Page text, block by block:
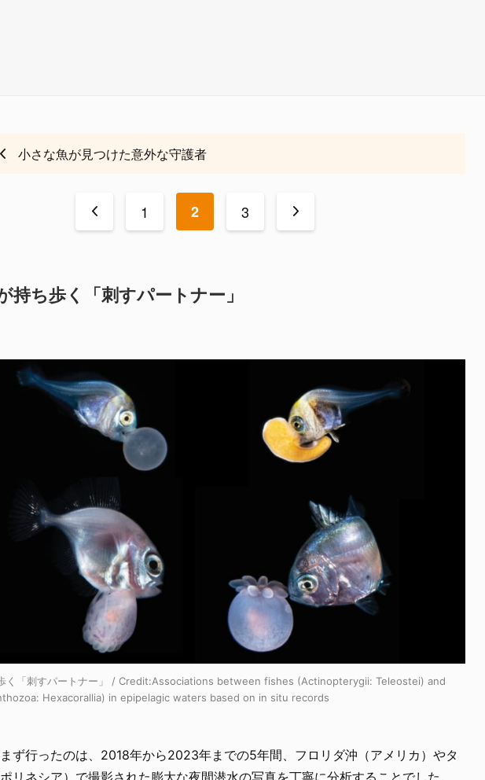
小さな魚が見つけた意外な守護者
< 1 2 3 >
持ち歩く「刺すパートナー」
く「刺すパートナー」 / Credit:Associations between fishes (Actinopterygii: Teleostei) and
Hexacorallia) in epipelagic waters based on in situ records
ず行ったのは、2018年から2023年までの5年間、フロリダ沖（アメリカ）やタ
リネシア）で撮影された膨大な夜間潜水の写真を丁寧に分析することでした。